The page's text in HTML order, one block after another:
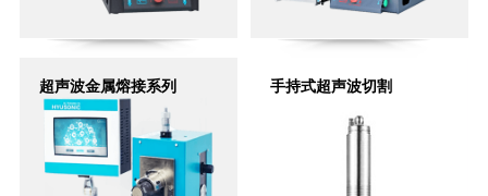
超声波金属熔接系列 手持式超声波切割